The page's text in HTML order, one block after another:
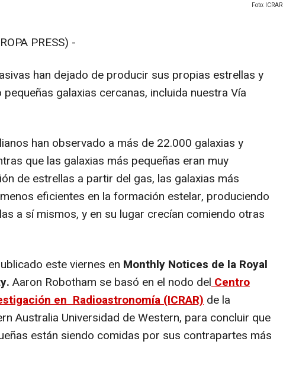
Foto: ICRAR
PRESS) -
han dejado de producir sus propias estrellas y
galaxias cercanas, incluida nuestra Vía
han observado a más de 22.000 galaxias y
que las galaxias más pequeñas eran muy
de estrellas a partir del gas, las galaxias más
eficientes en la formación estelar, produciendo
a sí mismos, y en su lugar crecían comiendo otras
este viernes en Monthly Notices de la Royal
Aaron Robotham se basó en el nodo delCentro
en Radioastronomía (ICRAR) de la
Australia Universidad de Western, para concluir que
están siendo comidas por sus contrapartes más